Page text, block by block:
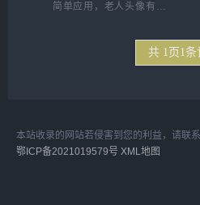
简单应用，老人头像有点...
OWN!开始制作，根据提示
共 1 页 1条
本站收录的网站若侵害到您的利益，请联系
鄂ICP备2021019579号 XML地图